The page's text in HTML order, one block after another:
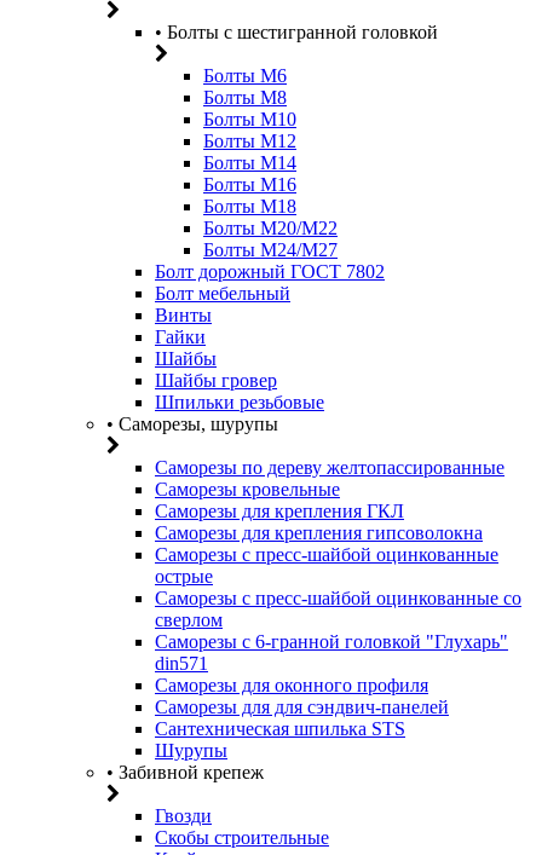
• Болты с шестигранной головкой
Болты М6
Болты М8
Болты М10
Болты М12
Болты М14
Болты М16
Болты М18
Болты М20/M22
Болты М24/М27
Болт дорожный ГОСТ 7802
Болт мебельный
Винты
Гайки
Шайбы
Шайбы гровер
Шпильки резьбовые
• Саморезы, шурупы
Саморезы по дереву желтопассированные
Саморезы кровельные
Саморезы для крепления ГКЛ
Саморезы для крепления гипсоволокна
Саморезы с пресс-шайбой оцинкованные
острые
Саморезы с пресс-шайбой оцинкованные со
сверлом
Саморезы с 6-гранной головкой "Глухарь"
din571
Саморезы для оконного профиля
Саморезы для для сэндвич-панелей
Сантехническая шпилька STS
Шурупы
• Забивной крепеж
Гвозди
Скобы строительные